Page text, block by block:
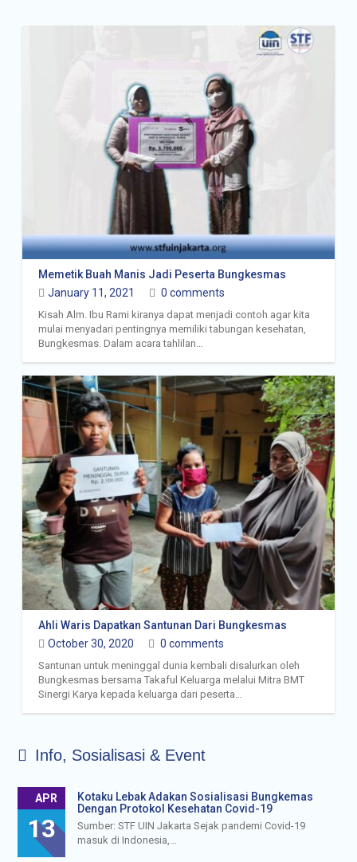
Dengan Protokol
JAKARTA UNTUK NEGERI
Memetik Buah Manis Jadi Peserta Bungkesmas
January 11, 2021
0 comments
Kisah Alm. Ibu Rami kiranya dapat menjadi contoh agar kita
mulai menyadari pentingnya memiliki tabungan kesehatan,
Bungkesmas. Dalam acara tahlilan…
Ahli Waris Dapatkan Santunan Dari Bungkesmas
October 30, 2020
0 comments
Santunan untuk meninggal dunia kembali disalurkan oleh
Bungkesmas bersama Takaful Keluarga melalui Mitra BMT
Sinergi Karya kepada keluarga dari peserta…
Info, Sosialisasi & Event
APR
13
Kotaku Lebak Adakan Sosialisasi Bungkemas
Dengan Protokol Kesehatan Covid-19
Sumber: STF UIN Jakarta Sejak pandemi Covid-19
masuk di Indonesia,…